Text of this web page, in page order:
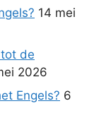
14 mei
de
2026
Engels? 6